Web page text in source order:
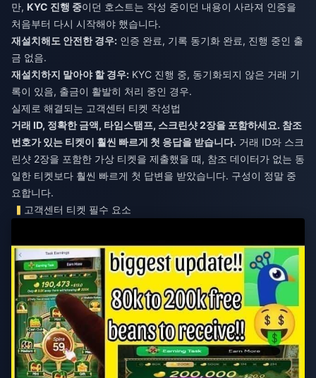
만, KYC 진행 중이던 호스트는 작성 중이던 내용이 사라져 인증을
처음부터 다시 시작해야 했습니다.
재설치해도 안전한 경우: 인증 완료, 기록 동기화 완료, 진행 중인 출
금 없음.
재설치하지 말아야 할 경우: KYC 진행 중, 동기화되지 않은 거래 기
록이 있음, 출금이 활발히 처리 중인 경우.
실제로 해결되는 고객센터 티켓 작성법
거래 ID, 정확한 금액, 타임스탬프, 스크린샷 2장을 포함하세요. 참조
번호가 있는 티켓이 훨씬 빠르게 첫 응답을 받습니다. 거래 ID와 스크
린샷 2장을 포함한 가상 티켓을 제출했을 때, 참조 데이터가 없는 동
일한 티켓보다 훨씬 빠르게 첫 답변을 받았습니다. 구성이 정말 중
요합니다.
고객센터 티켓 필수 요소